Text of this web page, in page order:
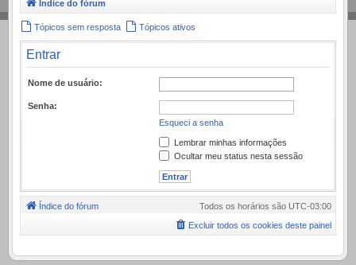
Índice do fórum
Tópicos sem resposta Tópicos ativos
Entrar
Nome de usuário:
Senha:
Esqueci a senha
Lembrar minhas informações
Ocultar meu status nesta sessão
Índice do fórum Todos os horários são UTC-03:00
Excluir todos os cookies deste painel
.